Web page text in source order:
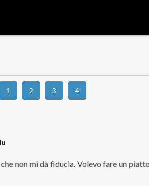
1 2 3 4
non mi dà fiducia. Volevo fare un